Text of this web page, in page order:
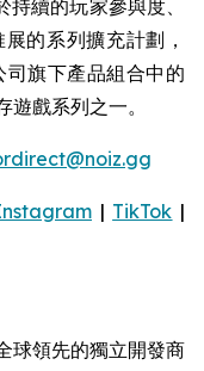
持續的玩家參與度、
的系列擴充計劃，
旗下產品組合中的
戲系列之一。
| TikTok |
領先的獨立開發商